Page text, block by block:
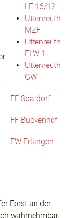
LF 16/12
Uttenreuth
MZF
Uttenreuth
ELW 1
Uttenreuth
GW
FF Spardorf
FF Buckenhof
FW Erlangen
Forst an der
wahrnehmbar.